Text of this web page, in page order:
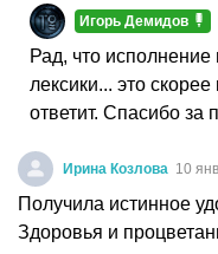
Игорь Демидов
Рад, что
лексики... это
ответит. Спасибо за
Ирина Козлова 10
Получила истинное
Здоровья и